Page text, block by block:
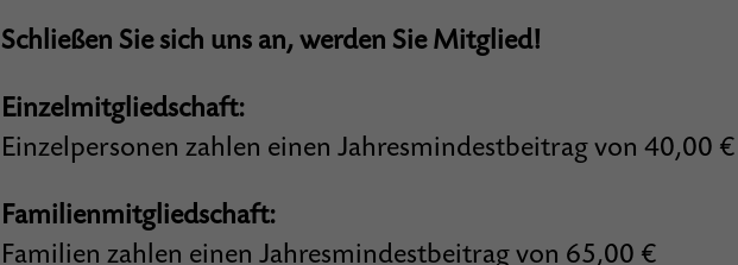
Schließen Sie sich uns an, werden Sie Mitglied!
Einzelmitgliedschaft:
Einzelpersonen zahlen einen Jahresmindestbeitrag von 40,00 €
Familienmitgliedschaft:
Familien zahlen einen Jahresmindestbeitrag von 65,00 €